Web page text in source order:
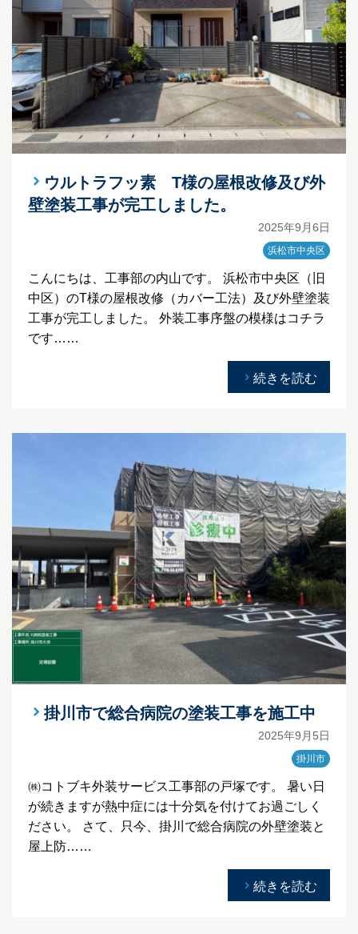
ウルトラフッ素 T様の屋根改修及び外
壁塗装工事が完工しました。
2025年9月6日
浜松市中央区
こんにちは、工事部の内山です。 浜松市中央区（旧
中区）のT様の屋根改修（カバー工法）及び外壁塗装
工事が完工しました。 外装工事序盤の模様はコチラ
です……
続きを読む
掛川市で総合病院の塗装工事を施工中
2025年9月5日
掛川市
㈱コトブキ外装サービス工事部の戸塚です。 暑い日
が続きますが熱中症には十分気を付けてお過ごしく
ださい。 さて、只今、掛川で総合病院の外壁塗装と
屋上防……
続きを読む